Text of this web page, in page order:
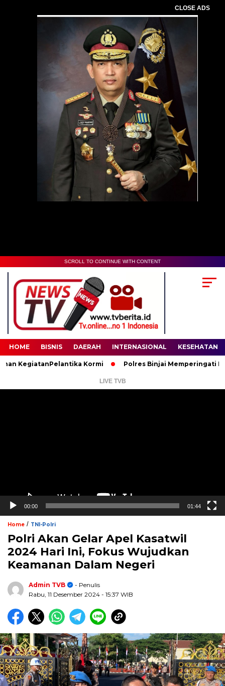
CLOSE ADS
00:00
SCROLL TO CONTINUE WITH CONTENT
HOME BISNIS DAERAH INTERNASIONAL KESEHATAN
Kormi Polres Binjai Memperingati Hari
LIVE TVB
00:00 01:44
Home / TNI-Polri
Polri Akan Gelar Apel Kasatwil
2024 Hari Ini, Fokus Wujudkan
Keamanan Dalam Negeri
Admin TVB
- Penulis
Rabu, 11 Desember 2024 - 15:37 WIB